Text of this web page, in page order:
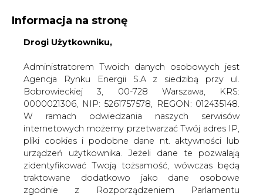
KONTAKT:
WYDAWCA PORTALU:
WYSOKI KONTRAST A A
ZALOGUJ SIĘ
Informacja na stronę
Drogi Użytkowniku,
Administratorem Twoich danych osobowych jest
Agencja Rynku Energii S.A z siedzibą przy ul.
Bobrowieckiej 3, 00-728 Warszawa, KRS:
0000021306, NIP: 5261757578, REGON: 012435148.
W ramach odwiedzania naszych serwisów
internetowych możemy przetwarzać Twój adres IP,
pliki cookies i podobne dane nt. aktywności lub
urządzeń użytkownika. Jeżeli dane te pozwalają
zidentyfikować Twoją tożsamość, wówczas będą
traktowane dodatkowo jako dane osobowe
zgodnie z Rozporządzeniem Parlamentu